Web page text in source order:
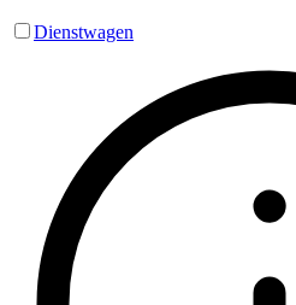
Dienstwagen